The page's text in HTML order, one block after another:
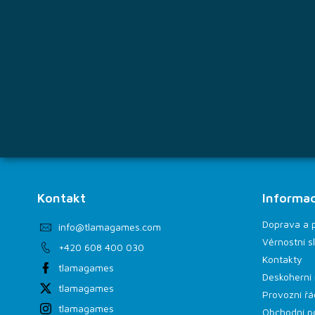
Kontakt
info@tlamagames.com
+420 608 400 030
tlamagames
tlamagames
tlamagames
Doprava a
Věrnostní
Kontakty
Provozní
Obchodní